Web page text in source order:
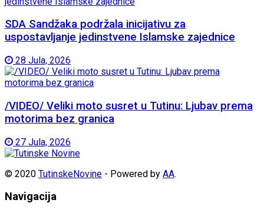
SDA Sandžaka podržala inicijativu za
uspostavljanje jedinstvene Islamske zajednice
28 Jula, 2026
/VIDEO/ Veliki moto susret u Tutinu: Ljubav prema
motorima bez granica
27 Jula, 2026
© 2020 TutinskeNovine - Powered by AA.
Navigacija